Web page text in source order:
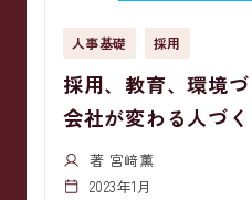
人事基礎 採用
採用、教育、環境
会社が変わる人づく
著 宮﨑薫
2023年1月